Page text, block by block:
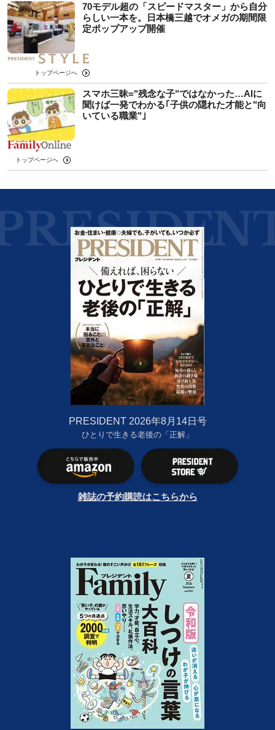
70モデル超の「スピードマスター」から自分
らしい一本を。日本橋三越でオメガの期間限
定ポップアップ開催
トップページへ
スマホ三昧="残念な子"ではなかった…AIに
聞けば一発でわかる｢子供の隠れた才能と"向
いている職業"｣
トップページへ
PRESIDENT 2026年8月14日号
ひとりで生きる老後の「正解」
雑誌の予約購読はこちらから